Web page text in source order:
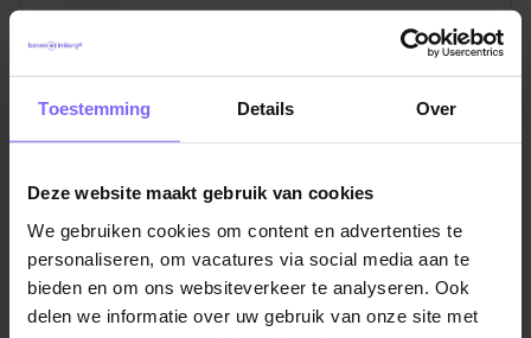
Toestemming Details Over
Deze website maakt gebruik van cookies
We gebruiken cookies om content en advertenties te
personaliseren, om vacatures via social media aan te
bieden en om ons websiteverkeer te analyseren. Ook
delen we informatie over uw gebruik van onze site met
Vul hier je Skillsprofiel in